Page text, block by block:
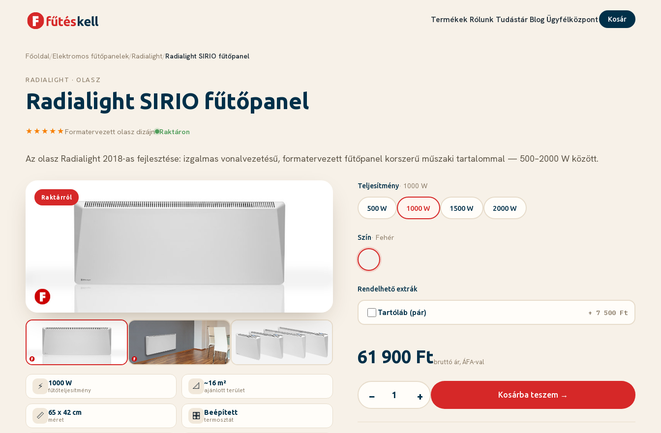
Termékek Rólunk Tudástár Blog Ügyfélközpont Kosár
Menü ✕
Termékek
Rólunk
Blog
Kosár ✕
Főoldal/Elektromos fűtőpanelek/Radialight/Radialight SIRIO fűtőpanel
RADIALIGHT · OLASZ
Radialight SIRIO fűtőpanel
★★★★★Formatervezett olasz dizájn Raktáron
Az olasz Radialight 2018-as fejlesztése: izgalmas vonalvezetésű, formatervezett fűtőpanel korszerű műszaki tartalommal — 500–2000 W között.
Raktárról
⚡ 1000 W
fűtőteljesítmény 📐 ~16 m²
ajánlott terület
📏 65 x 42 cm
méret 🎛️ Beépített
termosztát
Teljesítmény· 1000 W
500 W 1000 W 1500 W 2000 W
Szín· Fehér
Rendelhető extrák
Tartóláb (pár) + 7 500 Ft
61 900 Ftbruttó ár, ÁFА-val
− + Kosárba teszem →